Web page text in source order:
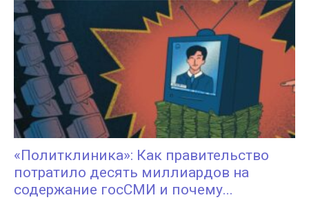
«Политклиника»: Как правительство
потратило десять миллиардов на
содержание госСМИ и почему...